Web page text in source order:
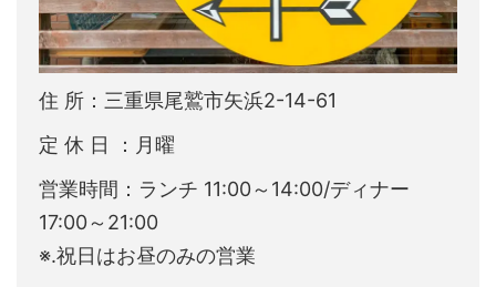
住 所：三重県尾鷲市矢浜2-14-61
定 休 日 ：月曜
営業時間：ランチ 11:00～14:00/ディナー
17:00～21:00
※.祝日はお昼のみの営業